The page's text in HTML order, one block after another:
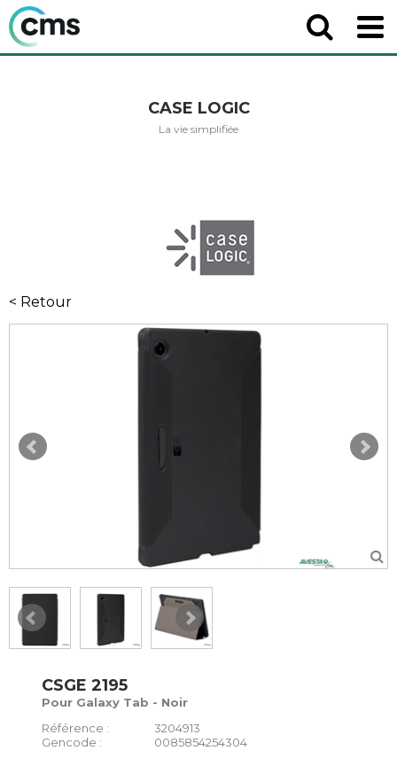
CASE LOGIC
La vie simplifiée
< Retour
CSGE 2195
Pour Galaxy Tab - Noir
Référence :
3204913
Gencode :
0085854254304